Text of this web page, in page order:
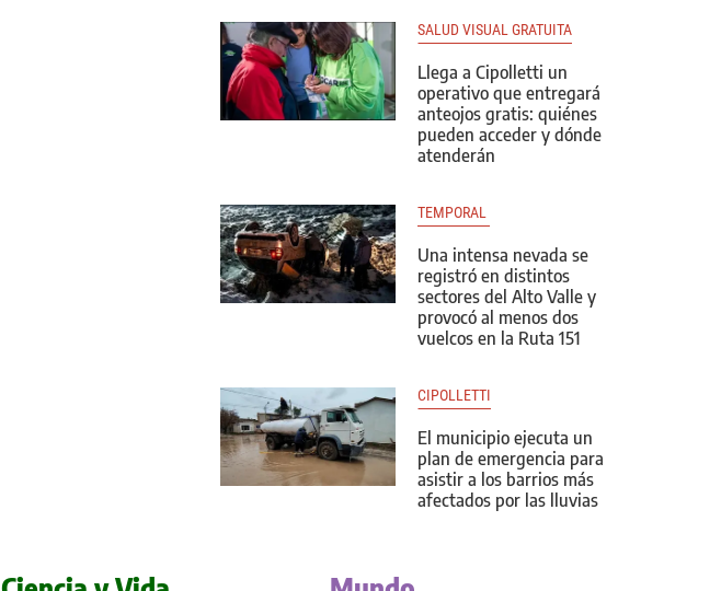
SALUD VISUAL GRATUITA
Llega a Cipolletti un
operativo que entregará
anteojos gratis: quiénes
pueden acceder y dónde
atenderán
TEMPORAL
Una intensa nevada se
registró en distintos
sectores del Alto Valle y
provocó al menos dos
vuelcos en la Ruta 151
CIPOLLETTI
El municipio ejecuta un
plan de emergencia para
asistir a los barrios más
afectados por las lluvias